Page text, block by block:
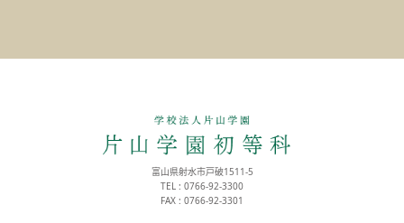
富山県射水市戸破1511-5
TEL : 0766-92-3300
FAX : 0766-92-3301